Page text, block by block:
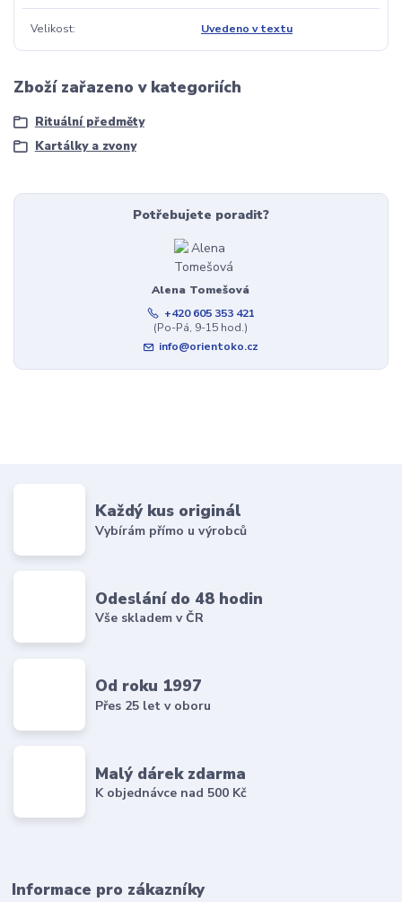
Velikost Uvedeno v textu
Zboží zařazeno v kategoriích
Rituální předměty
Kartálky a zvony
Potřebujete poradit?
Alena Tomešová
+420 605 353 421
(Po-Pá, 9-15 hod.)
info@orientoko.cz
Každý kus originál
Vybírám přímo u výrobců
Odeslání do 48 hodin
Vše skladem v ČR
Od roku 1997
Přes 25 let v oboru
Malý dárek zdarma
K objednávce nad 500 Kč
Informace pro zákazníky